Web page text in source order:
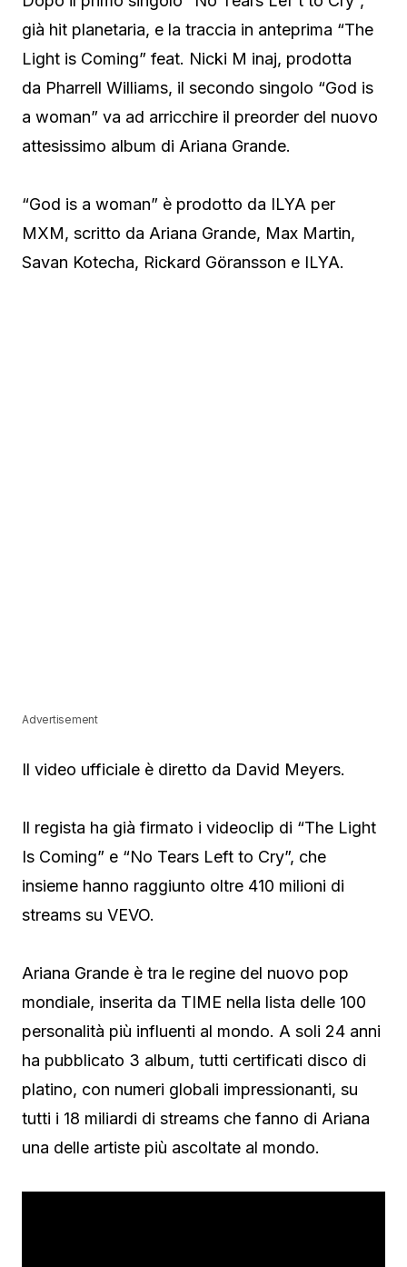
già hit planetaria, e la traccia in anteprima “The
Light is Coming” feat. Nicki M inaj, prodotta
da Pharrell Williams, il secondo singolo “God is
a woman” va ad arricchire il preorder del nuovo
attesissimo album di Ariana Grande.
“God is a woman” è prodotto da ILYA per
MXM, scritto da Ariana Grande, Max Martin,
Savan Kotecha, Rickard Göransson e ILYA.
Advertisement
Il video ufficiale è diretto da David Meyers.
Il regista ha già firmato i videoclip di “The Light
Is Coming” e “No Tears Left to Cry”, che
insieme hanno raggiunto oltre 410 milioni di
streams su VEVO.
Ariana Grande è tra le regine del nuovo pop
mondiale, inserita da TIME nella lista delle 100
personalità più influenti al mondo. A soli 24 anni
ha pubblicato 3 album, tutti certificati disco di
platino, con numeri globali impressionanti, su
tutti i 18 miliardi di streams che fanno di Ariana
una delle artiste più ascoltate al mondo.